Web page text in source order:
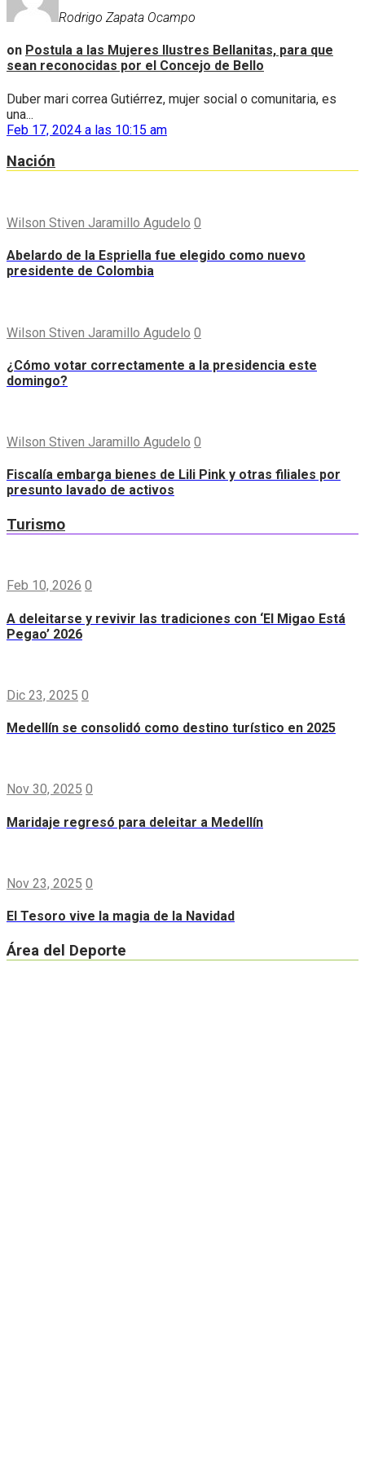
Rodrigo Zapata Ocampo
on Postula a las Mujeres Ilustres Bellanitas, para que
sean reconocidas por el Concejo de Bello
Duber mari correa Gutiérrez, mujer social o comunitaria, es
una...
Feb 17, 2024 a las 10:15 am
Nación
Wilson Stiven Jaramillo Agudelo 0
Abelardo de la Espriella fue elegido como nuevo
presidente de Colombia
Wilson Stiven Jaramillo Agudelo 0
¿Cómo votar correctamente a la presidencia este
domingo?
Wilson Stiven Jaramillo Agudelo 0
Fiscalía embarga bienes de Lili Pink y otras filiales por
presunto lavado de activos
Turismo
Feb 10, 2026 0
A deleitarse y revivir las tradiciones con ‘El Migao Está
Pegao’ 2026
Dic 23, 2025 0
Medellín se consolidó como destino turístico en 2025
Nov 30, 2025 0
Maridaje regresó para deleitar a Medellín
Nov 23, 2025 0
El Tesoro vive la magia de la Navidad
Área del Deporte